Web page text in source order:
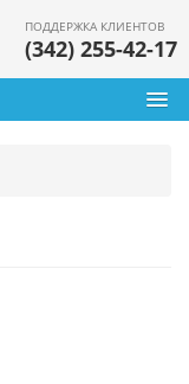
ПОДДЕРЖКА КЛИЕНТОВ
(342) 255-42-17